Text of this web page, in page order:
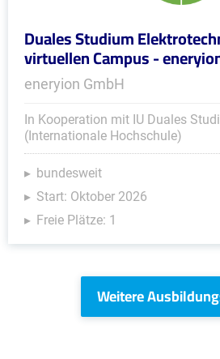
Duales Studium
virtuellen Campus -
eneryion GmbH
In Kooperation mit IU Duales
(Internationale Hochschule)
bundesweit
Start: Oktober 2026
Freie Plätze: 1
Weitere